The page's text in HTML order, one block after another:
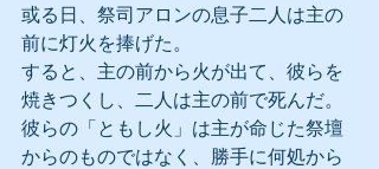
或る日、祭司アロンの息子二人は主の
前に灯火を捧げた。
すると、主の前から火が出て、彼らを
焼きつくし、二人は主の前で死んだ。
彼らの「ともし火」は主が命じた祭壇
からのものではなく、勝手に何処から